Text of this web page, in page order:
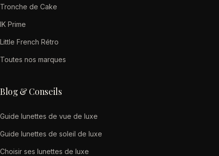
Tronche de Cake
IK Prime
Little French Rétro
Toutes nos marques
Blog & Conseils
Guide lunettes de vue de luxe
Guide lunettes de soleil de luxe
Choisir ses lunettes de luxe